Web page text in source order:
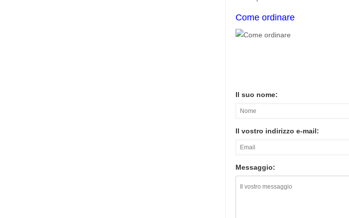
Come ordinare
Il suo nome:
Il vostro indirizzo e-mail:
Messaggio: